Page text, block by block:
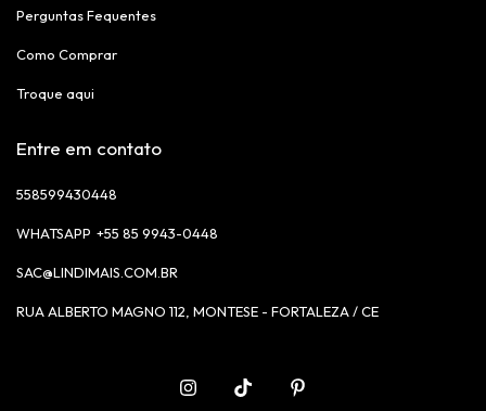
Perguntas Fequentes
Como Comprar
Troque aqui
Entre em contato
558599430448
+55 85 9943-0448
SAC@LINDIMAIS.COM.BR
RUA ALBERTO MAGNO 112, MONTESE - FORTALEZA / CE